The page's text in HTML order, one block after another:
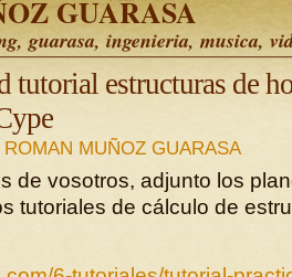
GUARASA
guarasa, ingenieria, musica,
tutorial estructuras de
ROMAN MUÑOZ GUARASA
de vosotros, adjunto los
tutoriales de cálculo de